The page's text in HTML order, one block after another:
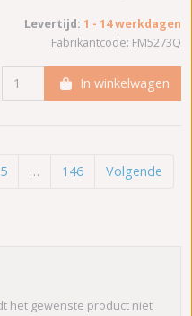
Levertijd: 1 - 14 werkdagen
Fabrikantcode: FM5273Q
In winkelwagen
5 … 146 Volgende
het gewenste product niet